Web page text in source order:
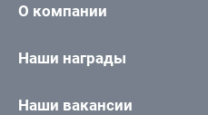
О компании
Наши награды
Наши вакансии